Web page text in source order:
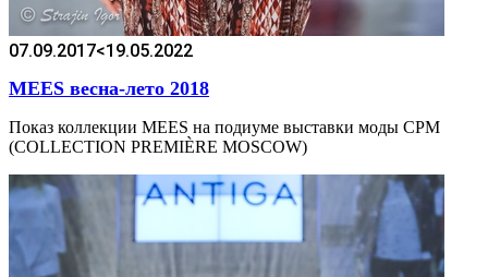
07.09.2017<19.05.2022
MEES весна-лето 2018
Показ коллекции MEES на подиуме выставки моды CPM
(COLLECTION PREMIÈRE MOSCOW)